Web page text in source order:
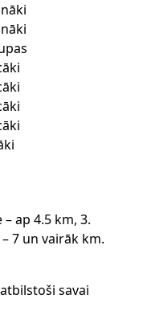
ap 4.5 km, 3.
7 un vairāk km.
savai